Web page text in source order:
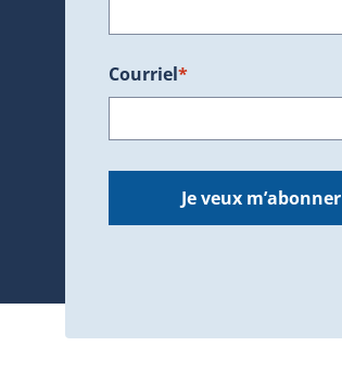
s'ouvrira dans une nouvelle fenêtre.)
Courriel*
Je veux m’abonner